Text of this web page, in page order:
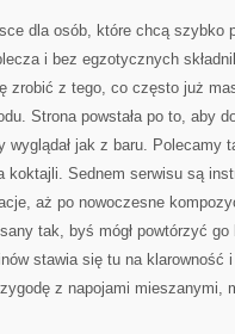
dla osób, które chcą szybko
i bez egzotycznych
zrobić z tego, co często już
Strona powstała po to, aby
wyglądał jak z baru. Polecamy
koktajli. Sednem serwisu są
aż po nowoczesne
tak, byś mógł powtórzyć go
stawia się tu na klarowność
z napojami mieszanymi,